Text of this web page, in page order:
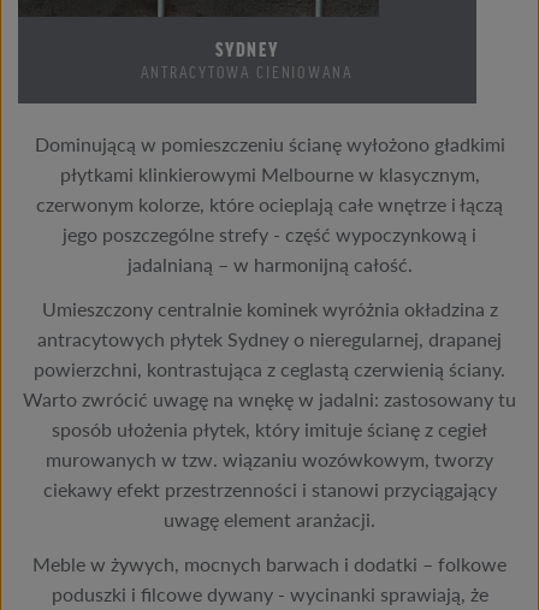
SYDNEY
ANTRACYTOWA CIENIOWANA
Dominującą w pomieszczeniu ścianę wyłożono gładkimi
płytkami klinkierowymi Melbourne w klasycznym,
czerwonym kolorze, które ocieplają całe wnętrze i łączą
jego poszczególne strefy - część wypoczynkową i
jadalnianą – w harmonijną całość.
Umieszczony centralnie kominek wyróżnia okładzina z
antracytowych płytek Sydney o nieregularnej, drapanej
powierzchni, kontrastująca z ceglastą czerwienią ściany.
Warto zwrócić uwagę na wnękę w jadalni: zastosowany tu
sposób ułożenia płytek, który imituje ścianę z cegieł
murowanych w tzw. wiązaniu wozówkowym, tworzy
ciekawy efekt przestrzenności i stanowi przyciągający
uwagę element aranżacji.
Meble w żywych, mocnych barwach i dodatki – folkowe
poduszki i filcowe dywany - wycinanki sprawiają, że